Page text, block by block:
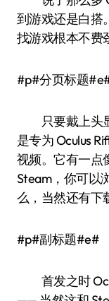
到游戏还是白搭
找游戏根本不费
#p#分页标题
只要戴上头显
是专为 Oculus
视频。它有一点
Steam，你可以
么，当然还有下
#p#副标题#e#
首发之时